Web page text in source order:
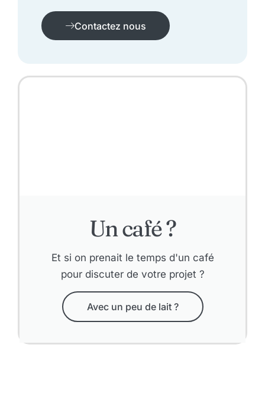
Contactez nous
Un café ?
Et si on prenait le temps d'un café
pour discuter de votre projet ?
Avec un peu de lait ?